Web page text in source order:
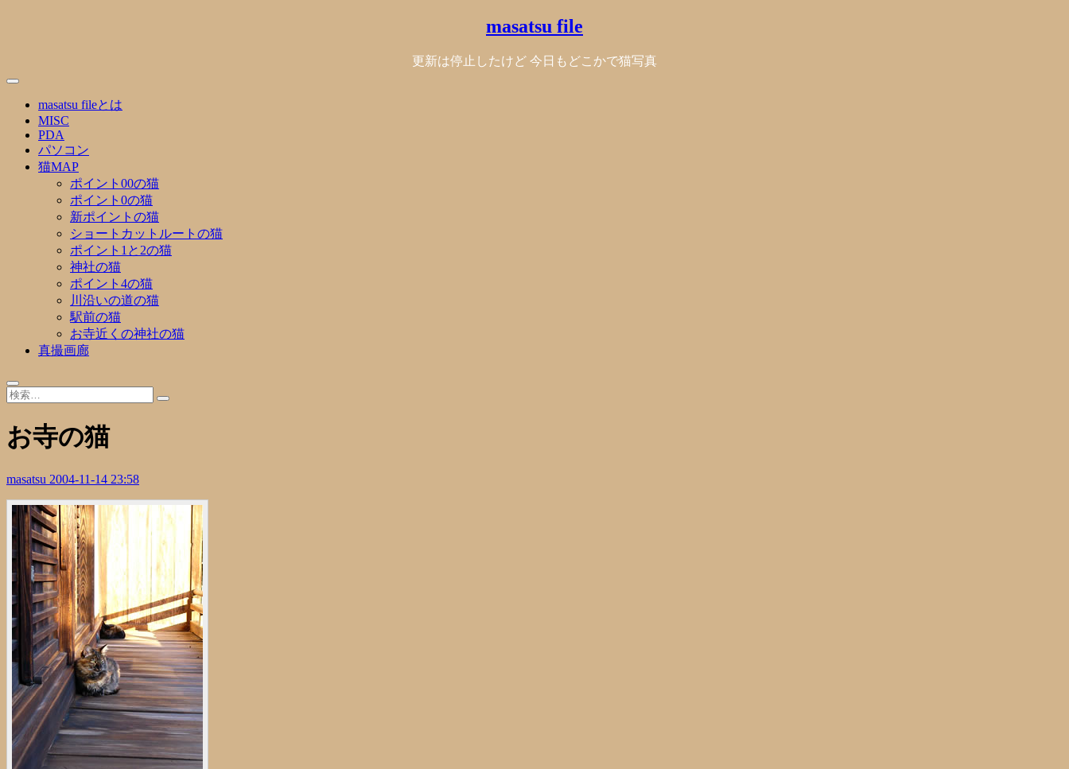
masatsu file
更新は停止したけど 今日もどこかで猫写真
masatsu fileとは
MISC
PDA
パソコン
猫MAP
ポイント00の猫
ポイント0の猫
新ポイントの猫
ショートカットルートの猫
ポイント1と2の猫
神社の猫
ポイント4の猫
川沿いの道の猫
駅前の猫
お寺近くの神社の猫
真撮画廊
お寺の猫
masatsu 2004-11-14 23:58